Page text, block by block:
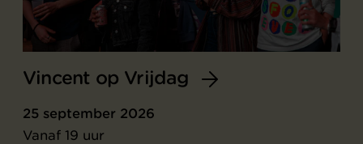
Vincent op Vrijdag
25 september 2026
Vanaf 19 uur